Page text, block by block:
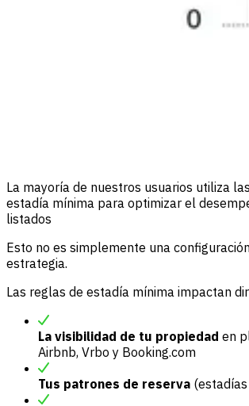
La mayoría de nuestros usuarios utiliza
estadía mínima para optimizar el
listados
Esto no es simplemente una
estrategia.
Las reglas de estadía mínima impactan
La visibilidad de tu propiedad en
Airbnb, Vrbo y Booking.com
Tus patrones de reserva